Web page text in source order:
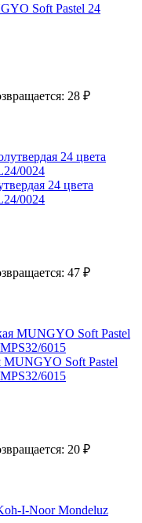
Soft Pastel 24
28 ₽
24 цвета
0024
47 ₽
MUNGYO Soft Pastel
6015
20 ₽